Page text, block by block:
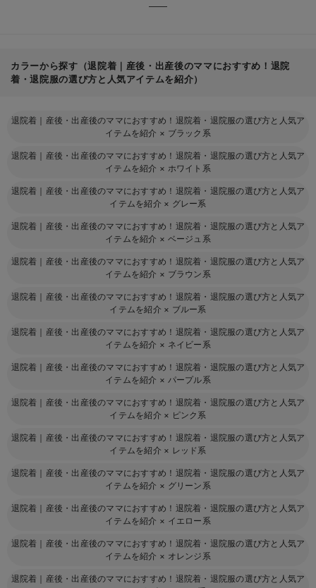
カラーから探す（退院着｜産後・出産後のママにおすすめ！退院
着・退院服の選び方と人気アイテムを紹介）
退院着｜産後・出産後のママにおすすめ！退院着・退院服の選び方と人気ア
イテムを紹介 × ブラック系
退院着｜産後・出産後のママにおすすめ！退院着・退院服の選び方と人気ア
イテムを紹介 × ホワイト系
退院着｜産後・出産後のママにおすすめ！退院着・退院服の選び方と人気ア
イテムを紹介 × グレー系
退院着｜産後・出産後のママにおすすめ！退院着・退院服の選び方と人気ア
イテムを紹介 × ベージュ系
退院着｜産後・出産後のママにおすすめ！退院着・退院服の選び方と人気ア
イテムを紹介 × ブラウン系
退院着｜産後・出産後のママにおすすめ！退院着・退院服の選び方と人気ア
イテムを紹介 × ブルー系
退院着｜産後・出産後のママにおすすめ！退院着・退院服の選び方と人気ア
イテムを紹介 × ネイビー系
退院着｜産後・出産後のママにおすすめ！退院着・退院服の選び方と人気ア
イテムを紹介 × パープル系
退院着｜産後・出産後のママにおすすめ！退院着・退院服の選び方と人気ア
イテムを紹介 × ピンク系
退院着｜産後・出産後のママにおすすめ！退院着・退院服の選び方と人気ア
イテムを紹介 × レッド系
退院着｜産後・出産後のママにおすすめ！退院着・退院服の選び方と人気ア
イテムを紹介 × グリーン系
退院着｜産後・出産後のママにおすすめ！退院着・退院服の選び方と人気ア
イテムを紹介 × イエロー系
退院着｜産後・出産後のママにおすすめ！退院着・退院服の選び方と人気ア
イテムを紹介 × オレンジ系
退院着｜産後・出産後のママにおすすめ！退院着・退院服の選び方と人気ア